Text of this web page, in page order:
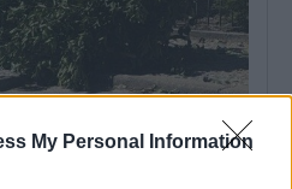
My Personal Information